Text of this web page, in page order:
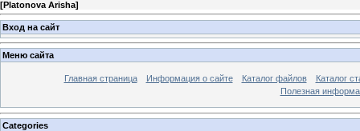
[Platonova Arisha]
Вход на сайт
Меню сайта
Главная страница Информация о сайте Каталог файлов
Каталог
Полезная
Categories